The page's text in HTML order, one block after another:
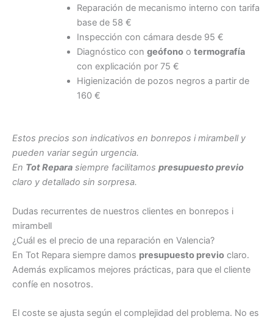
Reparación de mecanismo interno con tarifa
base de 58 €
Inspección con cámara desde 95 €
Diagnóstico con geófonoo termografía
con explicación por 75 €
Higienización de pozos negros a partir de
160 €
Estos precios son indicativos en bonrepos i mirambell y
pueden variar según urgencia.
En Tot Repara siempre facilitamos presupuesto previo
claro y detallado sin sorpresa.
Dudas recurrentes de nuestros clientes en bonrepos i
mirambell
¿Cuál es el precio de una reparación en Valencia?
En Tot Repara siempre damos presupuesto previo claro.
Además explicamos mejores prácticas, para que el cliente
confíe en nosotros.
El coste se ajusta según el complejidad del problema. No es